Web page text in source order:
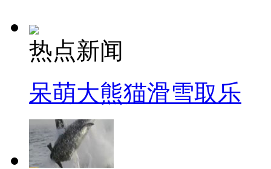
热点新闻
呆萌大熊猫滑雪取乐